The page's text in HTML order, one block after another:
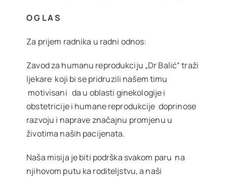
VIP Club NOVO
Oglas za posao
O nama
O G L A S
Za prijem radnika u radni odnos:
Zavod za humanu reprodukciju „Dr Balić“ traži
ljekare koji bi se pridruzili našem timu
motivisani da u oblasti ginekologije i
obstetricije i humane reprodukcije doprinose
razvoju i naprave značajnu promjenu u
životima naših pacijenata.
Naša misija je biti podrška svakom paru na
njihovom putu ka roditeljstvu, a naši